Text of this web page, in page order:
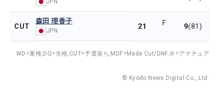
CUT
森田 理香子
JPN 21 F 9(81)
WD=棄権, DQ=失格, CUT=予選落ち, MDF=Made Cut/DNF,＠=アマチュア
© Kyodo News Digital Co., Ltd.